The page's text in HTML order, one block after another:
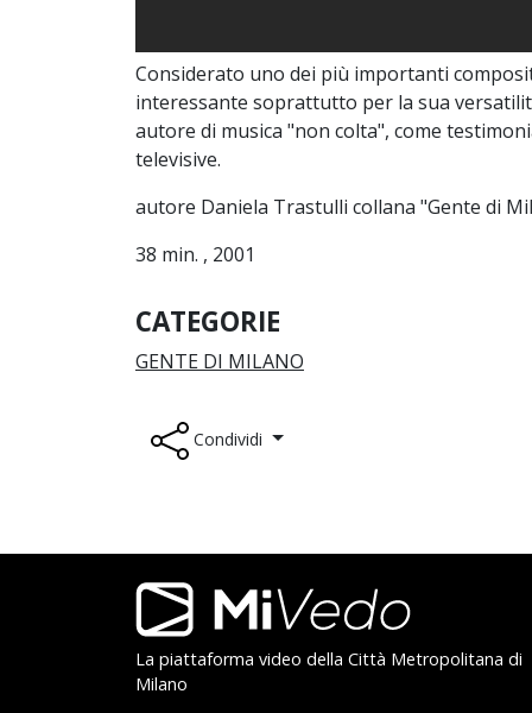
Considerato uno dei più importanti
interessante soprattutto per la sua
autore di musica "non colta", come
televisive.
autore Daniela Trastulli collana "Gente di
38 min. , 2001
CATEGORIE
GENTE DI MILANO
Condividi
La piattaforma video della Città Metropolitana di
Milano